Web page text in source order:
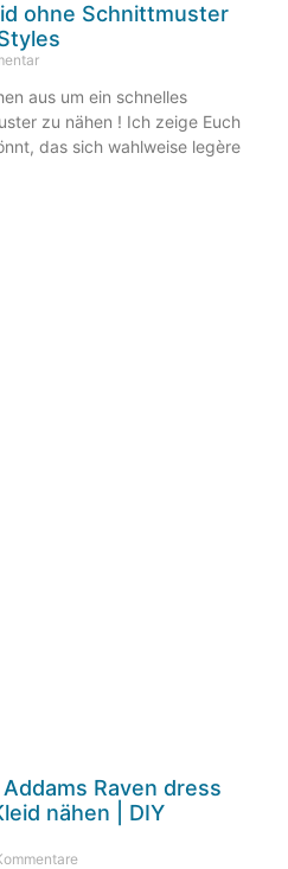
ohne Schnittmuster
aus um ein schnelles
zu nähen ! Ich zeige Euch
das sich wahlweise legère
Raven dress
nähen | DIY